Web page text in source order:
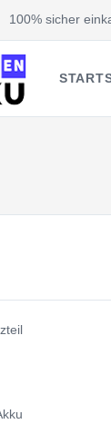
100% sicher